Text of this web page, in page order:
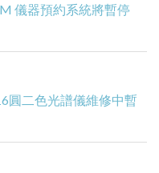
儀器預約系統將暫停
圓二色光譜儀維修中暫